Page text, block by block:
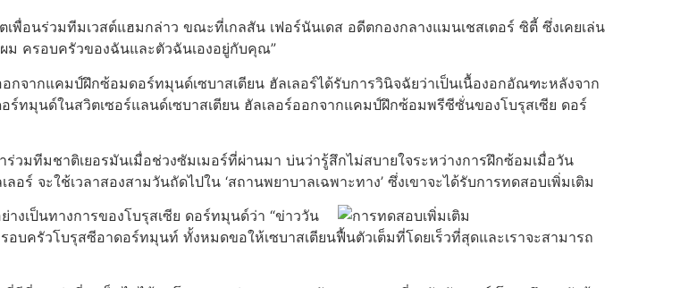
พื่อนร่วมทีมเวสต์แฮมกล่าว ขณะที่เกลสัน เฟอร์นันเดส อดีตกองกลางแมนเชสเตอร์ ซิตี้ ซึ่งเคยเล่น
ม ครอบครัวของฉันและตัวฉันเองอยู่กับคุณ”
กจากแคมป์ฝึกซ้อมดอร์ทมุนด์เซบาสเตียน ฮัลเลอร์ได้รับการวินิจฉัยว่าเป็นเนื้องอกอัณฑะหลังจาก
ทมุนด์ในสวิตเซอร์แลนด์เซบาสเตียน ฮัลเลอร์ออกจากแคมป์ฝึกซ้อมพรีซีซั่นของโบรุสเซีย ดอร์
วมทีมชาติเยอรมันเมื่อช่วงซัมเมอร์ที่ผ่านมา บ่นว่ารู้สึกไม่สบายใจระหว่างการฝึกซ้อมเมื่อวัน
จะใช้เวลาสองสามวันถัดไปใน ‘สถานพยาบาลเฉพาะทาง’ ซึ่งเขาจะได้รับการทดสอบเพิ่มเติม
งเป็นทางการของโบรุสเซีย ดอร์ทมุนด์ว่า “ข่าววัน
บครัวโบรุสซีอาดอร์ทมุนท์ ทั้งหมดขอให้เซบาสเตียนฟื้นตัวเต็มที่โดยเร็วที่สุดและเราจะสามารถ